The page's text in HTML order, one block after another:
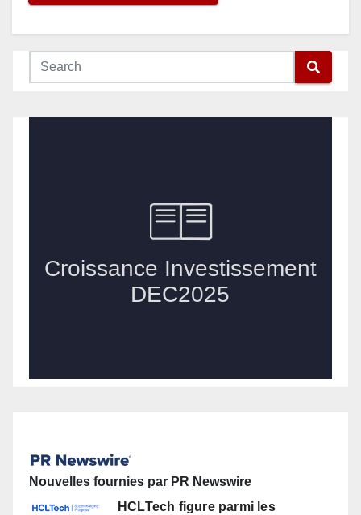
Nouvelles fournies par PR Newswire
HCLTech figure parmi les